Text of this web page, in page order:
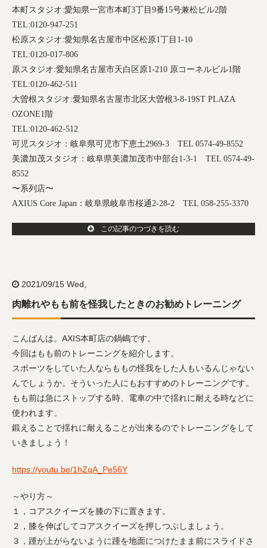
本町スタジオ:愛知県一宮市本町 3丁目 9番15号兼松ビル2階
TEL:0120-947-251
松原スタジオ:愛知県名古屋市中区松原1丁目 1-10
TEL:0120-017-806
原スタジオ:愛知県名古屋市天白区原1-210 原コーネルビル1 階
TEL:0120-462-511
大曽根スタジオ:愛知県名古屋市北区大曽根3-8-19ST PLAZA
OZONE1 階
TEL:0120-462-512
可児スタジオ：岐阜県可児市下恵土2969-3
TEL 0574-49-8552
美濃加茂スタジオ：岐阜県美濃加茂市中部台1-3-1
TEL 0574-49-
8552
〜系列店〜
AXIUS Core Japan ：岐阜県岐阜市桜通2-28-2 TEL 058-255-3370
この記事のつづきを読む
2021/09/15 Wed,
肉離れやもも前を怪我したときのお勧めトレーニング
こんばんは。AXIS本町店の鍋嶋です。
今回はもも前のトレーニングを紹介します。
スポーツをしていた人ならももの怪我をした人もいるんじゃない
んでしょうか。そういった人にもおすすめのトレーニングです。
もも前は急にストップする時、電車の中で揺れに耐える時などに
使われます。
鍛えることで揺れに耐えることが出来るのでトレーニングをして
いきましょう！
https://youtu.be/1hZqA_Pe56Y
～やり方～
１，コアスクイーズを膝の下に置きます。
２，膝を伸ばしてコアスクイーズを押しつぶしましょう。
３，踵が上がらないように踵を地面につけたまま前にスライドさ